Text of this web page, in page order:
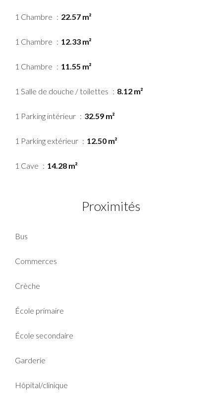
1 Chambre 22.57 m²
1 Chambre 12.33 m²
1 Chambre 11.55 m²
1 Salle de douche / toilettes 8.12 m²
1 Parking intérieur 32.59 m²
1 Parking extérieur 12.50 m²
1 Cave 14.28 m²
Proximités
Bus
Commerces
Crèche
École primaire
École secondaire
Garderie
Hôpital/clinique